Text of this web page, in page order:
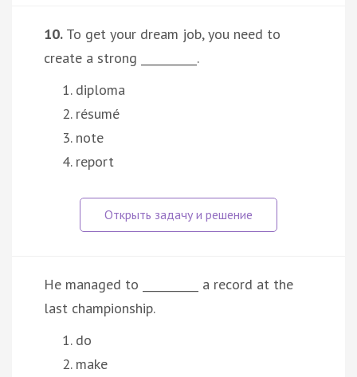
10. To get your dream job, you need to
create a strong __________.
diploma
résumé
note
report
He managed to __________ a record at the
last championship.
do
make